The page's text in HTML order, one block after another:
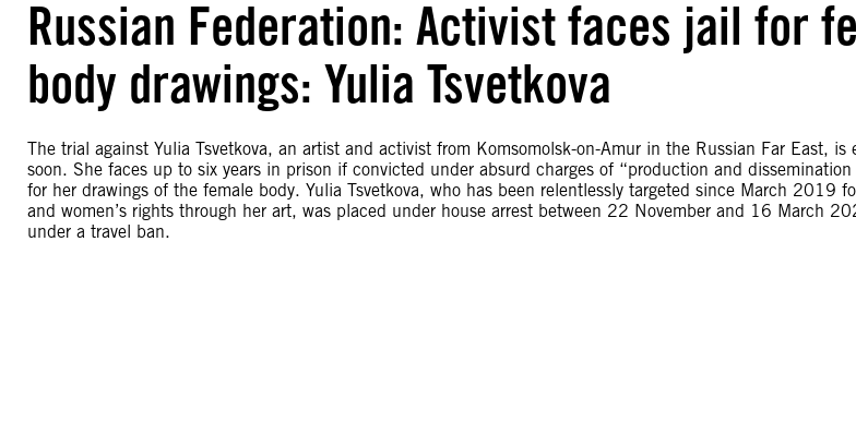
Russian Federation: Activist faces jail for
body drawings: Yulia Tsvetkova
The trial against Yulia Tsvetkova, an artist and activist from Komsomolsk-on-Amur in the Russian Far East, is
soon. She faces up to six years in prison if convicted under absurd charges of “production and dissemination
for her drawings of the female body. Yulia Tsvetkova, who has been relentlessly targeted since March 2019
and women’s rights through her art, was placed under house arrest between 22 November and 16 March
under a travel ban.